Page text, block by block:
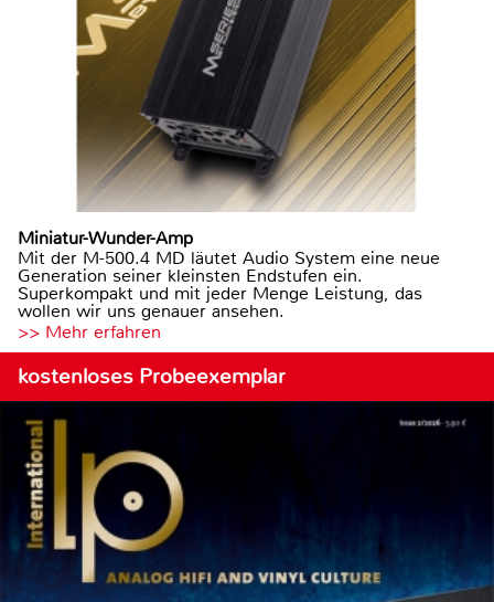
Miniatur-Wunder-Amp
Mit der M-500.4 MD läutet Audio System eine neue
Generation seiner kleinsten Endstufen ein.
Superkompakt und mit jeder Menge Leistung, das
wollen wir uns genauer ansehen.
>> Mehr erfahren
kostenloses Probeexemplar